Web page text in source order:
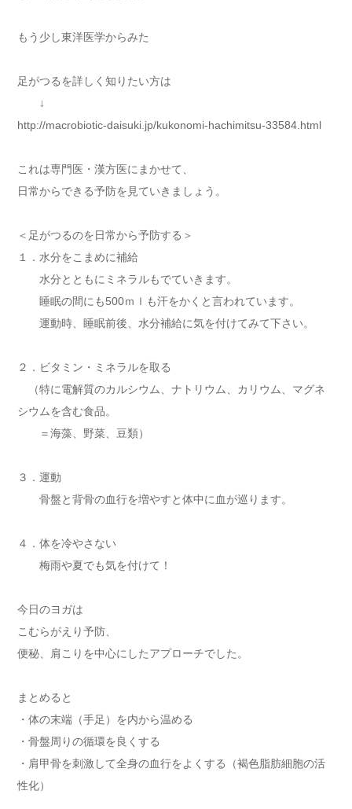
もう少し東洋医学からみた
足がつるを詳しく知りたい方は
↓
http://macrobiotic-daisuki.jp/kukonomi-hachimitsu-33584.html
これは専門医・漢方医にまかせて、
日常からできる予防を見ていきましょう。
＜足がつるのを日常から予防する＞
１．水分をこまめに補給
水分とともにミネラルもでていきます。
睡眠の間にも500ｍｌも汗をかくと言われています。
運動時、睡眠前後、水分補給に気を付けてみて下さい。
２．ビタミン・ミネラルを取る
（特に電解質のカルシウム、ナトリウム、カリウム、マグネ
シウムを含む食品。
＝海藻、野菜、豆類）
３．運動
骨盤と背骨の血行を増やすと体中に血が巡ります。
４．体を冷やさない
梅雨や夏でも気を付けて！
今日のヨガは
こむらがえり予防、
便秘、肩こりを中心にしたアプローチでした。
まとめると
・体の末端（手足）を内から温める
・骨盤周りの循環を良くする
・肩甲骨を刺激して全身の血行をよくする（褐色脂肪細胞の活
性化）